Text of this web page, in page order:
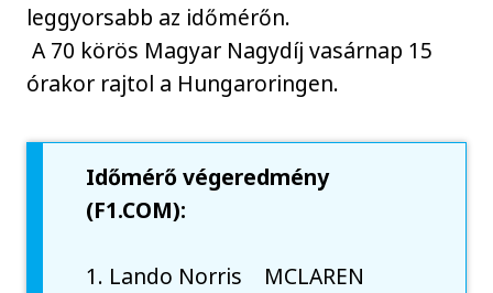
leggyorsabb az időmérőn.
A 70 körös Magyar Nagydíj vasárnap 15
órakor rajtol a Hungaroringen.
Időmérő végeredmény
(F1.COM):
1. Lando Norris MCLAREN